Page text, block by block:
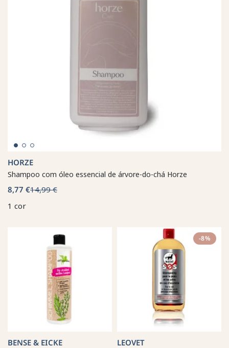
HORZE
Shampoo com óleo essencial de árvore-do-chá Horze
8,77 €14,99 €
1 cor
BENSE & EICKE
-8%
LEOVET